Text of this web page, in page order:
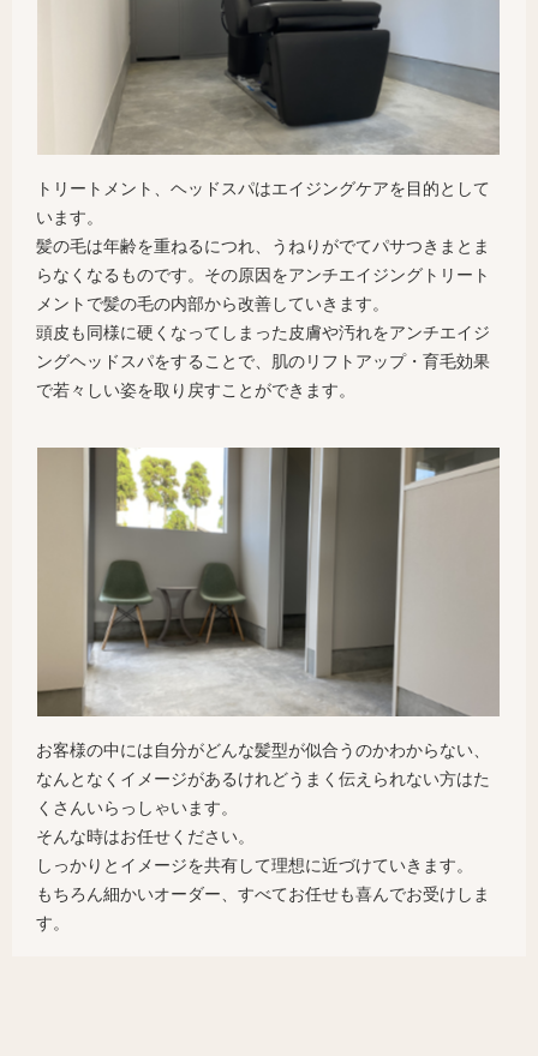
トリートメント、ヘッドスパはエイジングケアを目的として
います。
髪の毛は年齢を重ねるにつれ、うねりがでてパサつきまとま
らなくなるものです。その原因をアンチエイジングトリート
メントで髪の毛の内部から改善していきます。
頭皮も同様に硬くなってしまった皮膚や汚れをアンチエイジ
ングヘッドスパをすることで、肌のリフトアップ・育毛効果
で若々しい姿を取り戻すことができます。
お客様の中には自分がどんな髪型が似合うのかわからない、
なんとなくイメージがあるけれどうまく伝えられない方はた
くさんいらっしゃいます。
そんな時はお任せください。
しっかりとイメージを共有して理想に近づけていきます。
もちろん細かいオーダー、すべてお任せも喜んでお受けしま
す。